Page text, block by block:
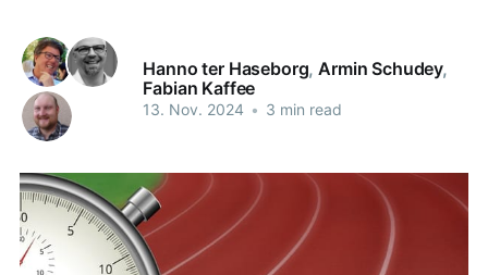
Hanno ter Haseborg,Armin Schudey,
Fabian Kaffee
13. Nov. 2024 • 3 min read